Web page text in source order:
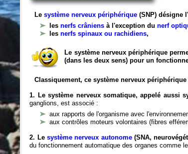
Lesystème nerveux périphérique (SNP) désigne
lesnerfs crâniens à l'exception du nerf
lesnerfs spinaux ou rachidiens,
Le système nerveux périphérique
(dans les deux sens) pour un
Classiquement, ce système nerveux
1. Le système nerveux somatique, appelé aussi
ganglions, est associé :
aux rapports de l'organisme avec
aux contrôles moteurs volontaires (fibres
2. Le système nerveux autonome(SNA,
du fonctionnement automatique des organes comme